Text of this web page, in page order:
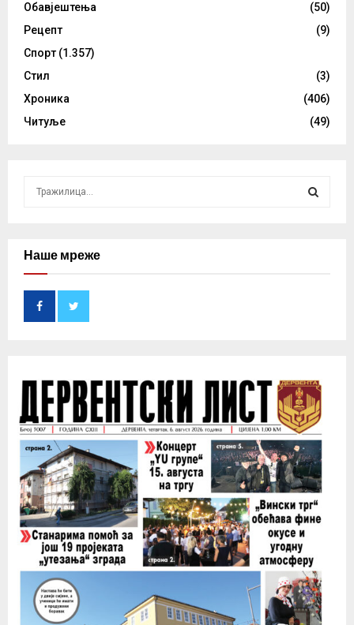
Обавјештења
(50)
Рецепт
(9)
Спорт (1.357)
Стил
(3)
Хроника
(406)
Читуље
(49)
c
H
Наше мреже